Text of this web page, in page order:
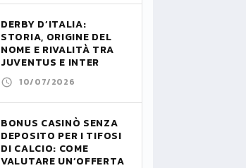
DERBY D’ITALIA:
STORIA, ORIGINE DEL
NOME E RIVALITÀ TRA
JUVENTUS E INTER
10/07/2026
BONUS CASINÒ SENZA
DEPOSITO PER I TIFOSI
DI CALCIO: COME
VALUTARE UN’OFFERTA